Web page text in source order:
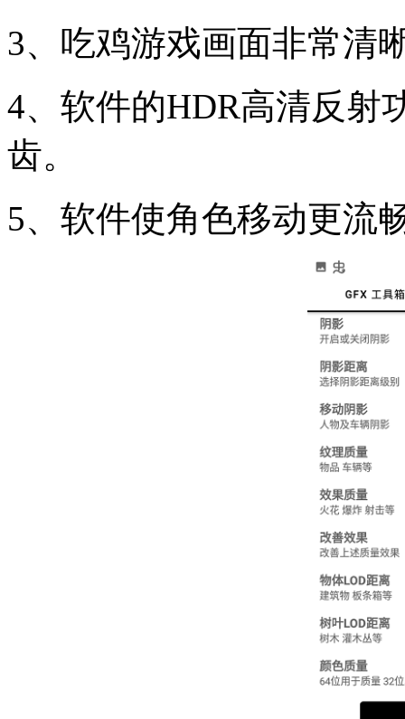
3、吃鸡游戏画面非常清
4、软件的HDR高清反射
齿。
5、软件使角色移动更流